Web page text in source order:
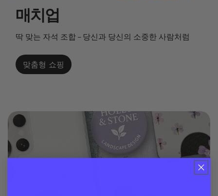
매치업
딱 맞는 자석 조합 – 당신과 당신의 소중한 사람처럼
맞춤형 쇼핑